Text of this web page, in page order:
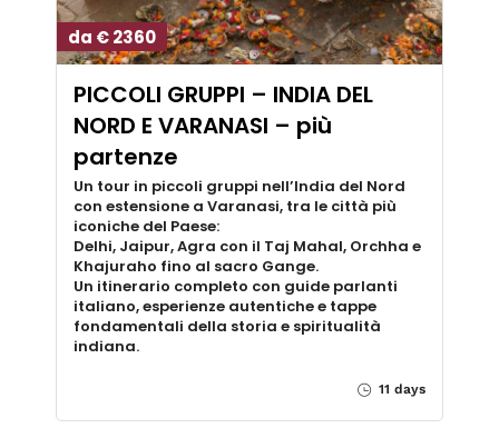
da € 2360
PICCOLI GRUPPI – INDIA DEL
NORD E VARANASI – più
partenze
Un tour in piccoli gruppi nell’India del Nord
con estensione a Varanasi, tra le città più
iconiche del Paese:
Delhi, Jaipur, Agra con il Taj Mahal, Orchha e
Khajuraho fino al sacro Gange.
Un itinerario completo con guide parlanti
italiano, esperienze autentiche e tappe
fondamentali della storia e spiritualità
indiana.
11 days